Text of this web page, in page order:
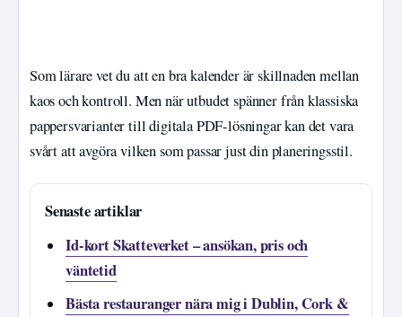
Som lärare vet du att en bra kalender är skillnaden mellan
kaos och kontroll. Men när utbudet spänner från klassiska
pappersvarianter till digitala PDF-lösningar kan det vara
svårt att avgöra vilken som passar just din planeringsstil.
Senaste artiklar
Id-kort Skatteverket – ansökan, pris och
väntetid
Bästa restauranger nära mig i Dublin, Cork &